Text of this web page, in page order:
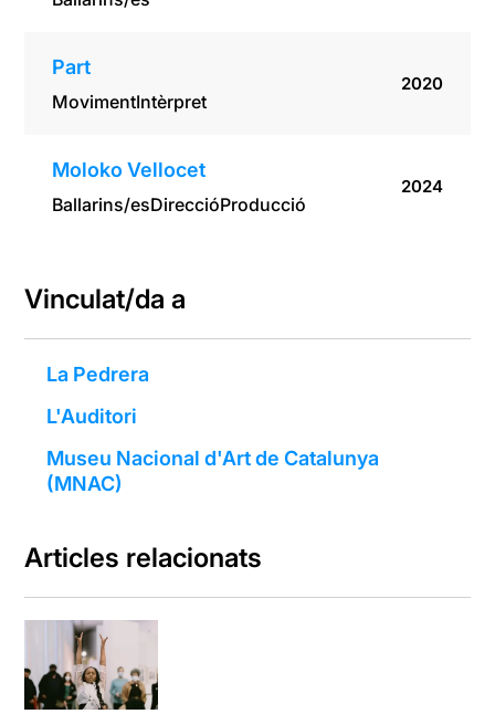
Part
MovimentIntèrpret
2020
Moloko Vellocet
Ballarins/esDireccióProducció
2024
Vinculat/da a
La Pedrera
L'Auditori
Museu Nacional d'Art de Catalunya
(MNAC)
Articles relacionats